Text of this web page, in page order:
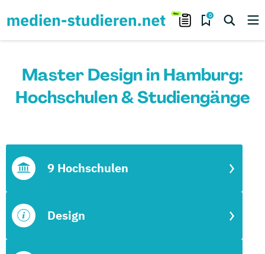
0
Master Design in Hamburg:
Hochschulen & Studiengänge
Design
9 Hochschulen